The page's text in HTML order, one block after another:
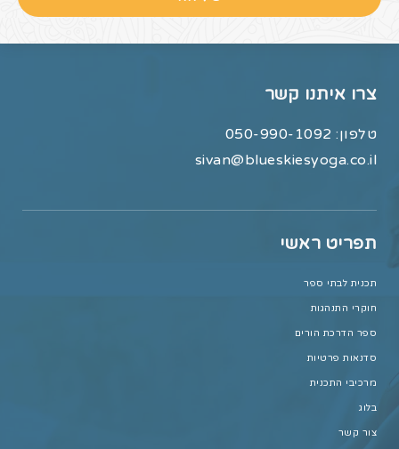
צרו איתנו קשר
טלפון:
sivan@blueskiesyoga.co.il
תפריט ראשי
תכנית לבתי ספר
חוקרי התנהגות
ספר הדרכת הורים
סדנאות פרטיות
מרכיבי התכנית
בלוג
צור קשר